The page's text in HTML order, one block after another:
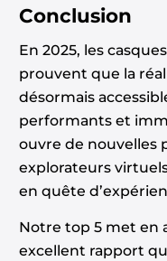
Conclusion
En 2025, les
prouvent que la
désormais
performants et
ouvre de nouvelles
explorateurs
en quête
Notre top 5 met en
excellent rapport